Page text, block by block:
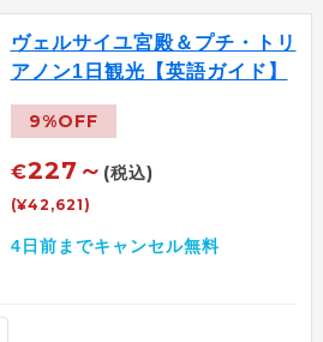
ヴェルサイユ宮殿＆プチ・トリ
アノン1日観光【英語ガイド】
9%OFF
€227～ (税込)
(¥42,621)
4日前までキャンセル無料